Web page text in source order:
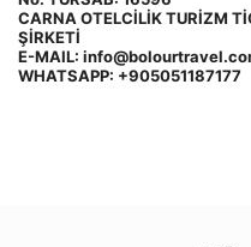
CARNA OTELCİLİK TURİZM
ŞİRKETİ
E-MAIL:
WHATSAPP: +905051187177